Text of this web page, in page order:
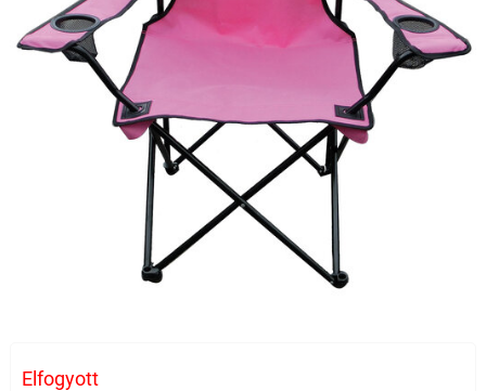
Elfogyott